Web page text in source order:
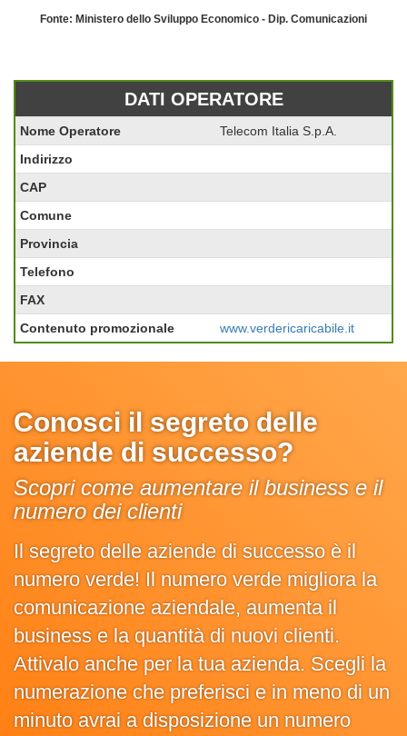
Fonte: Ministero dello Sviluppo Economico - Dip. Comunicazioni
DATI OPERATORE
Nome Operatore
Telecom Italia S.p.A.
Indirizzo
CAP
Comune
Provincia
Telefono
FAX
Contenuto promozionale
www.verdericaricabile.it
Conosci il segreto delle
aziende di successo?
Scopri come aumentare il business e il
numero dei clienti
Il segreto delle aziende di successo è il
numero verde! Il numero verde migliora la
comunicazione aziendale, aumenta il
business e la quantità di nuovi clienti.
Attivalo anche per la tua azienda. Scegli la
numerazione che preferisci e in meno di un
minuto avrai a disposizione un numero